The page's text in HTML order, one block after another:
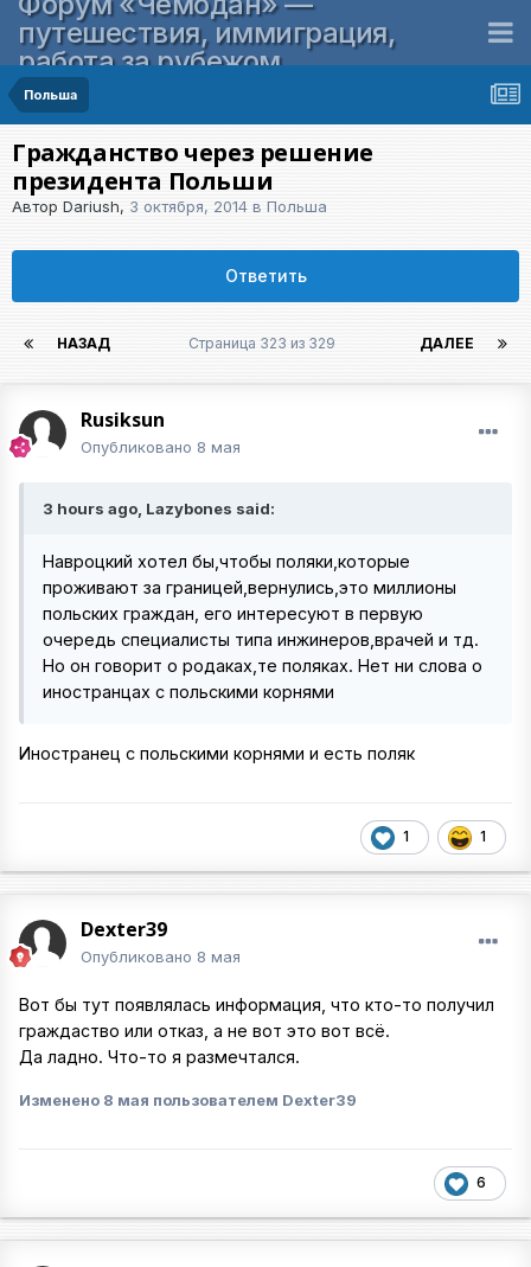
путешествия, иммиграция,
работа за рубежом
Польша
Гражданство через решение
президента Польши
Автор Dariush, 3 октября, 2014 в Польша
Ответить
НАЗАД ДАЛЕЕ
Страница 323 из 329
Rusiksun
Опубликовано 8 мая
3 hours ago, Lazybones said:
Навроцкий хотел бы,чтобы поляки,которые
проживают за границей,вернулись,это миллионы
польских граждан, его интересуют в первую
очередь специалисты типа инжинеров,врачей и тд.
Но он говорит о родаках,те поляках. Нет ни слова о
иностранцах с польскими корнями
Иностранец с польскими корнями и есть поляк
1 1
Dexter39
Опубликовано 8 мая
Вот бы тут появлялась информация, что кто-то получил
граждаство или отказ, а не вот это вот всё.
Да ладно. Что-то я размечтался.
Изменено 8 мая пользователем Dexter39
6